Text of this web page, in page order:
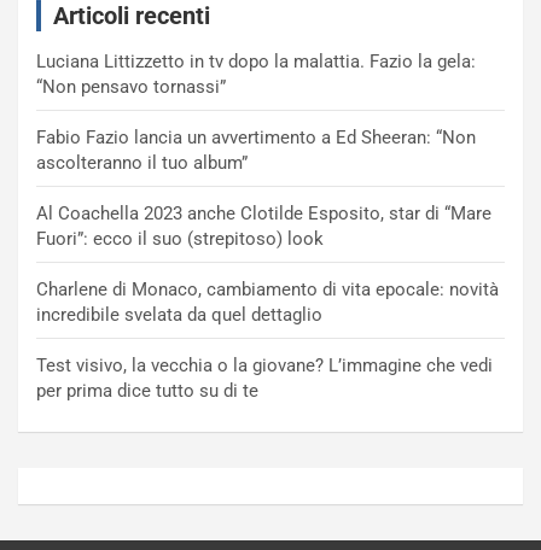
Articoli recenti
Luciana Littizzetto in tv dopo la malattia. Fazio la gela:
“Non pensavo tornassi”
Fabio Fazio lancia un avvertimento a Ed Sheeran: “Non
ascolteranno il tuo album”
Al Coachella 2023 anche Clotilde Esposito, star di “Mare
Fuori”: ecco il suo (strepitoso) look
Charlene di Monaco, cambiamento di vita epocale: novità
incredibile svelata da quel dettaglio
Test visivo, la vecchia o la giovane? L’immagine che vedi
per prima dice tutto su di te